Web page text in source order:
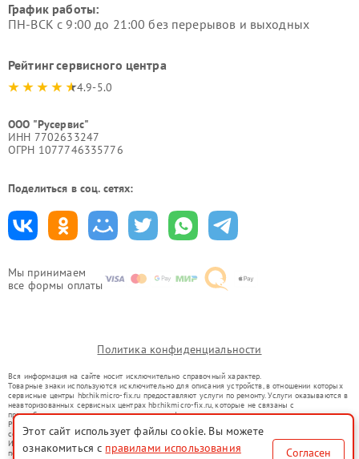
Мы принимаем
все формы оплаты
График работы:
ПН-ВСК с 9:00 до 21:00 без перерывов и выходных
Рейтинг сервисного центра
4.9-5.0
ООО "Русервис"
ИНН 7702633247
ОГРН 1077746335776
Поделиться в соц. сетях:
Политика конфиденциальности
Вся информация на сайте носит исключительно справочный характер.
Товарные знаки используются исключительно для описания устройств, в отношении которых
сервисные центры hbr.hikmicro-fix.ru предоставляют услуги по ремонту. Услуги оказываются в
неавторизованных сервисных центрах hbr.hikmicro-fix.ru, которые не связаны с
правообладателями товарных знаков или их официальными представителями.
Ремонт осуществляется для устройств, уже введенных в гражданский оборот в соответствии
со статьей 1487 ГК РФ.
Использование товарных знаков не преследует цели индивидуализации услуг или введения
потребителей в заблуждение, а служит для информирования о предоставляемых услугах по
Этот сайт использует файлы cookie. Вы можете
ознакомиться с правилами использования
Согласен